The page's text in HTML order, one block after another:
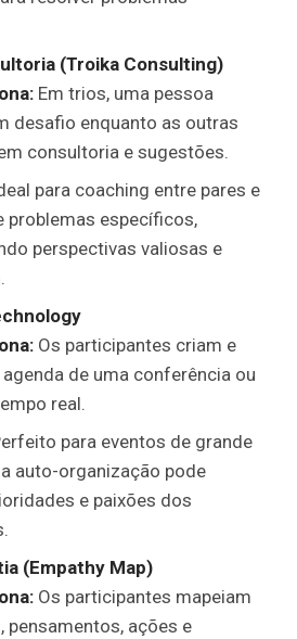
(Troika Consulting)
Em trios, uma pessoa
desafio enquanto as outras
consultoria e sugestões.
para coaching entre pares e
problemas específicos,
perspectivas valiosas e
Os participantes criam e
de uma conferência ou
real.
para eventos de grande
auto-organização pode
e paixões dos
(Empathy Map)
Os participantes mapeiam
pensamentos, ações e